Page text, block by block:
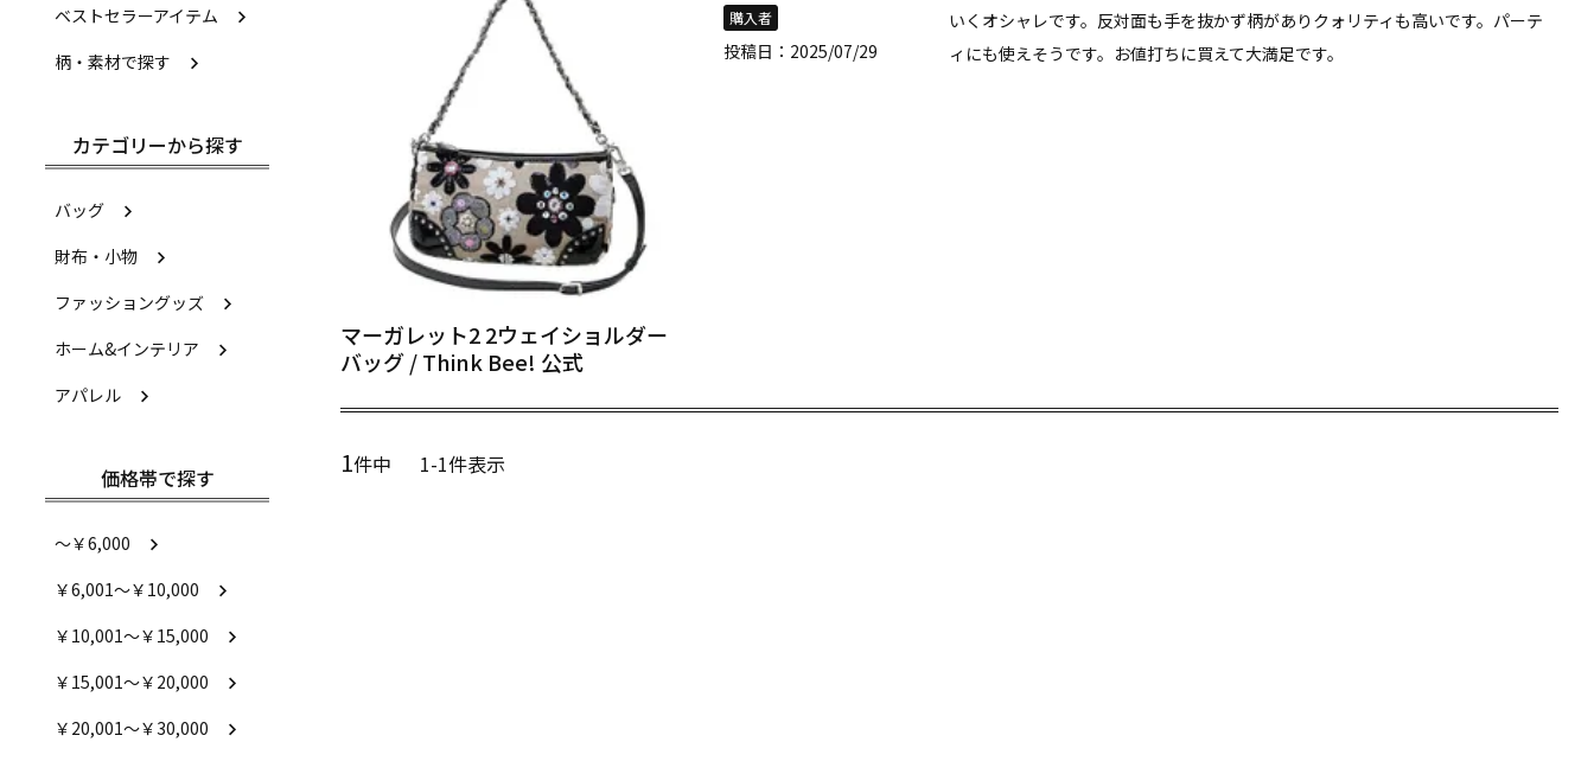
マーガレット2 2ウェイショルダー
バッグ / Think Bee! 公式
購入者
投稿日 2025/07/29
いくオシャレです。反対面も手を抜かず柄がありクォリティも高いです。パーテ
ィにも使えそうです。お値打ちに買えて大満足です。
1件中 1-1件表示
ベストセラーアイテム
柄・素材で探す
カテゴリーから探す
バッグ
財布・小物
ファッショングッズ
ホーム&インテリア
アパレル
価格帯で探す
～￥6,000
￥6,001～￥10,000
￥10,001～￥15,000
￥15,001～￥20,000
￥20,001～￥30,000